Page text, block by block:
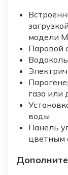
модели
Паровой
газа или
воды
Панель
цветным